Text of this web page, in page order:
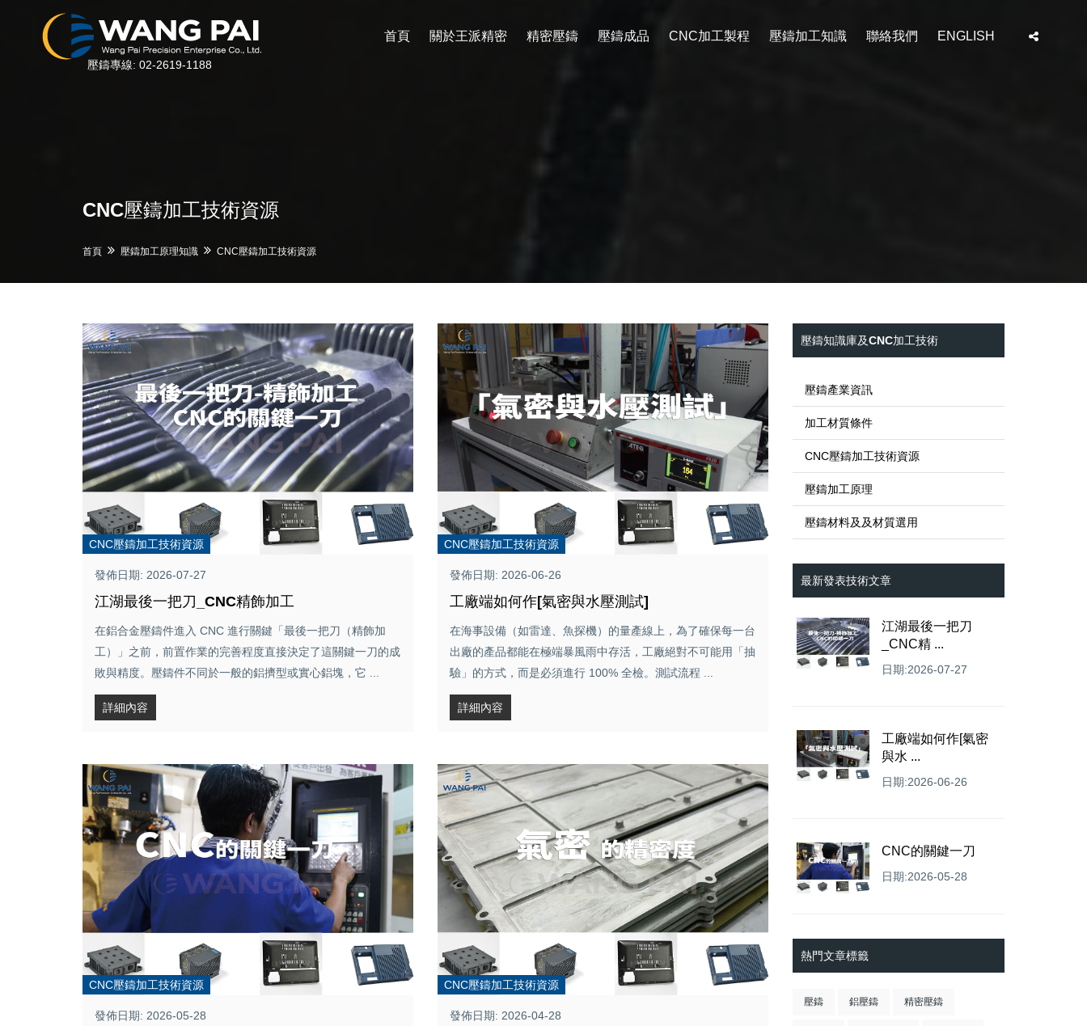
壓鑄專線: 02-2619-1188
首頁 關於王派精密 精密壓鑄 壓鑄成品 CNC加工製程 壓鑄加工知識 聯絡我們 ENGLISH
CNC壓鑄加工技術資源
首頁 壓鑄加工原理知識 CNC壓鑄加工技術資源
CNC壓鑄加工技術資源
發佈日期: 2026-07-27
江湖最後一把刀_CNC精飾加工
在鋁合金壓鑄件進入 CNC 進行關鍵「最後一把刀（精飾加
工）」之前，前置作業的完善程度直接決定了這關鍵一刀的成
敗與精度。壓鑄件不同於一般的鋁擠型或實心鋁塊，它 ...
詳細內容
CNC壓鑄加工技術資源
發佈日期: 2026-06-26
工廠端如何作[氣密與水壓測試]
在海事設備（如雷達、魚探機）的量產線上，為了確保每一台
出廠的產品都能在極端暴風雨中存活，工廠絕對不可能用「抽
驗」的方式，而是必須進行 100% 全檢。測試流程 ...
詳細內容
CNC壓鑄加工技術資源
發佈日期: 2026-05-28
CNC壓鑄加工技術資源
發佈日期: 2026-04-28
壓鑄知識庫及CNC加工技術
壓鑄產業資訊
加工材質條件
CNC壓鑄加工技術資源
壓鑄加工原理
壓鑄材料及及材質選用
最新發表技術文章
江湖最後一把刀
_CNC精 ...
日期:2026-07-27
工廠端如何作[氣密
與水 ...
日期:2026-06-26
CNC的關鍵一刀
日期:2026-05-28
熱門文章標籤
壓鑄 鋁壓鑄 精密壓鑄